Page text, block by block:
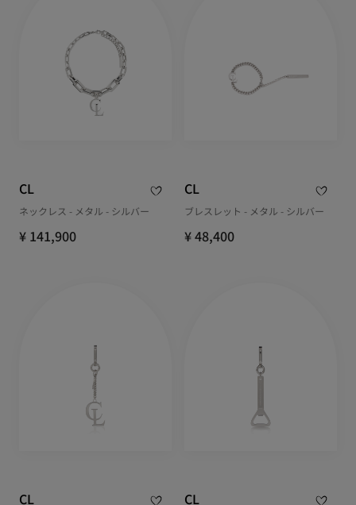
CL
ネックレス - メタル - シルバー
¥ 141,900
CL
ブレスレット - メタル - シルバー
¥ 48,400
CL CL